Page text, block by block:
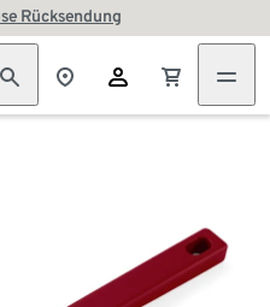
Rücksendung